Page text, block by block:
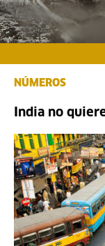
NÚMEROS
India no